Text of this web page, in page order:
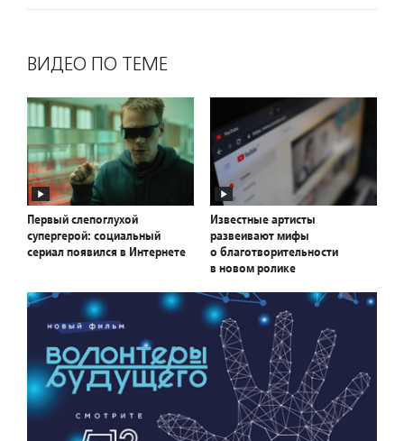
ВИДЕО ПО ТЕМЕ
Первый слепоглухой
супергерой: социальный
сериал появился в Интернете
Известные артисты
развеивают мифы
о благотворительности
в новом ролике